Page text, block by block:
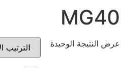
MG40
عرض النتيجة الوحيدة